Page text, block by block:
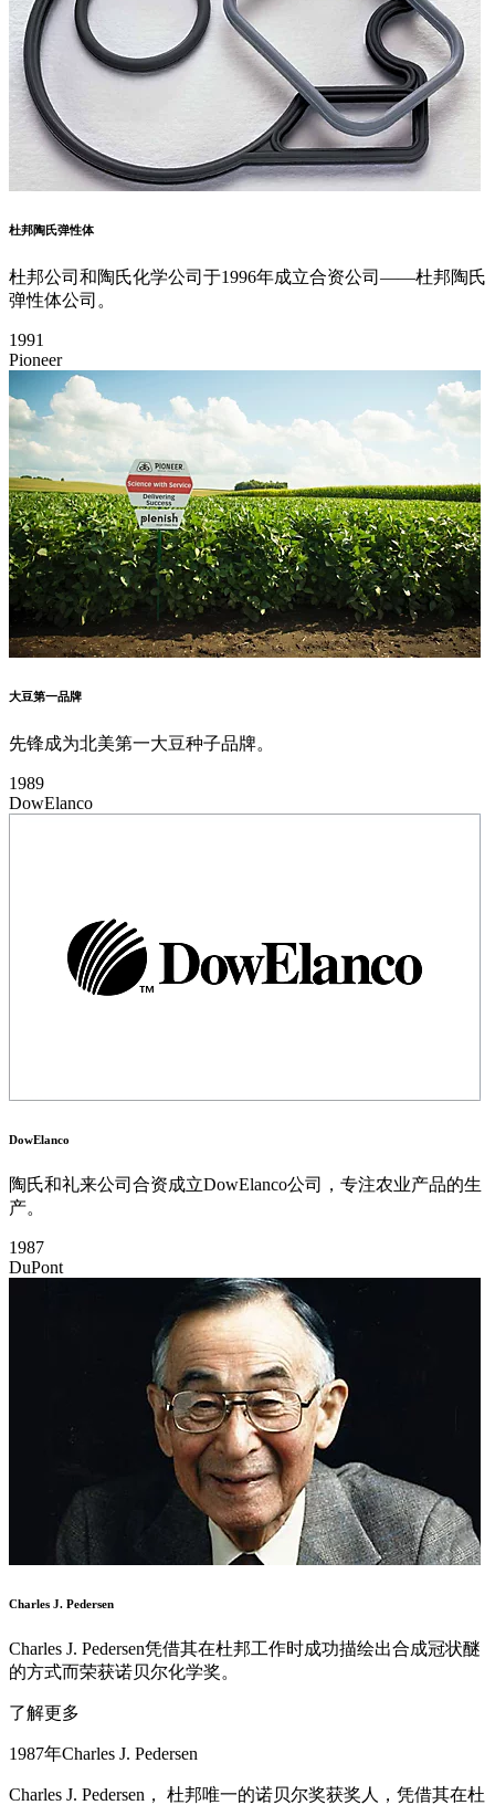
杜邦陶氏弹性体
杜邦公司和陶氏化学公司于1996年成立合资公司——杜邦陶氏
弹性体公司。
1991
Pioneer
大豆第一品牌
先锋成为北美第一大豆种子品牌。
1989
DowElanco
DowElanco
陶氏和礼来公司合资成立DowElanco公司，专注农业产品的生
产。
1987
DuPont
Charles J. Pedersen
Charles J. Pedersen凭借其在杜邦工作时成功描绘出合成冠状醚
的方式而荣获诺贝尔化学奖。
了解更多
1987年Charles J. Pedersen
Charles J. Pedersen， 杜邦唯一的诺贝尔奖获奖人，凭借其在杜